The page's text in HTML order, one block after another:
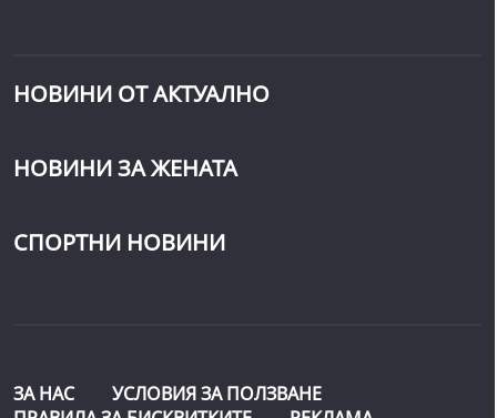
НОВИНИ ОТ АКТУАЛНО
НОВИНИ ЗА ЖЕНАТА
СПОРТНИ НОВИНИ
ЗА НАС
УСЛОВИЯ ЗА ПОЛЗВАНЕ